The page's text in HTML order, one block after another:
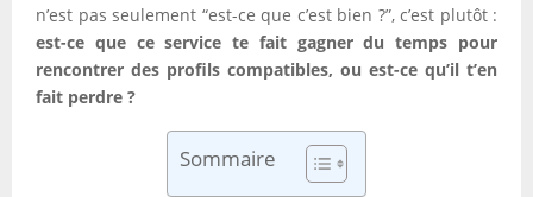
n’est pas seulement “est-ce que c’est bien ?”, c’est plutôt :
est-ce que ce service te fait gagner du temps pour
rencontrer des profils compatibles, ou est-ce qu’il t’en
fait perdre ?
Sommaire